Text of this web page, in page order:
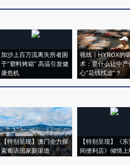
加沙上百万流离失所者困
于“塑料烤箱” 高温引发健
康危机
视线｜HYROX的
术：是什么让中产
心“花钱找虐”？
【特别呈现】澳门全力探
索葡语国家新渠道
【特别呈现】《
间便利店》倾情上